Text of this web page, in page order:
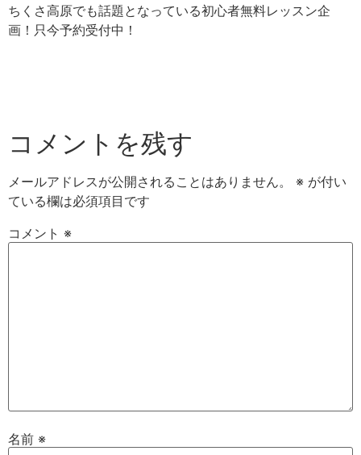
ちくさ高原でも話題となっている初心者無料レッスン企
画！只今予約受付中！
コメントを残す
メールアドレスが公開されることはありません。 ※ が付い
ている欄は必須項目です
コメント ※
名前 ※